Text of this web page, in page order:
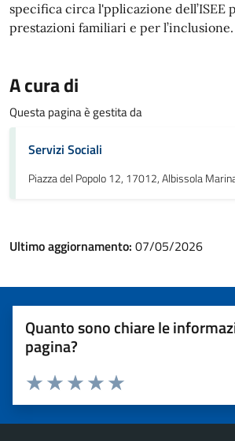
specifica circa l'pplicazione dell’ISEE
prestazioni familiari e per l’inclusione.
A cura di
Questa pagina è gestita da
Servizi Sociali
Piazza del Popolo 12, 17012, Albissola
Ultimo aggiornamento: 07/05/2026
Quanto sono chiare le
pagina?
Valuta 5 stelle su 5
Valuta 4 stelle su 5
Valuta 3 stelle su 5
Valuta 2 stelle su 5
Valuta 1 stelle su 5